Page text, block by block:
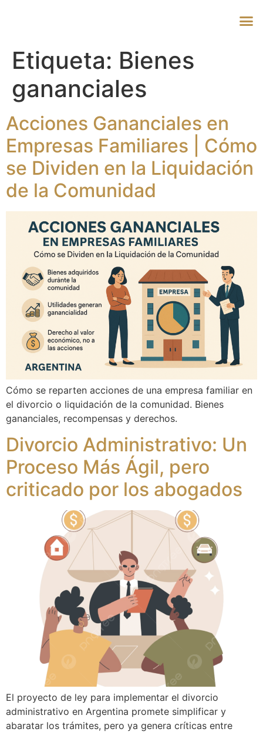
Etiqueta: Bienes
gananciales
Acciones Gananciales en
Empresas Familiares | Cómo
se Dividen en la Liquidación
de la Comunidad
Cómo se reparten acciones de una empresa familiar en
el divorcio o liquidación de la comunidad. Bienes
gananciales, recompensas y derechos.
Divorcio Administrativo: Un
Proceso Más Ágil, pero
criticado por los abogados
El proyecto de ley para implementar el divorcio
administrativo en Argentina promete simplificar y
abaratar los trámites, pero ya genera críticas entre